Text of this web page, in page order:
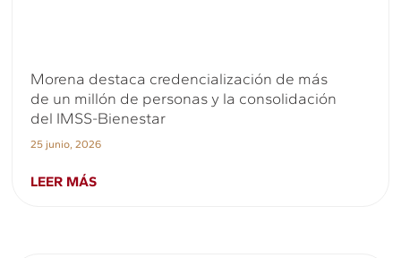
Morena destaca credencialización de más
de un millón de personas y la consolidación
del IMSS-Bienestar
25 junio, 2026
LEER MÁS